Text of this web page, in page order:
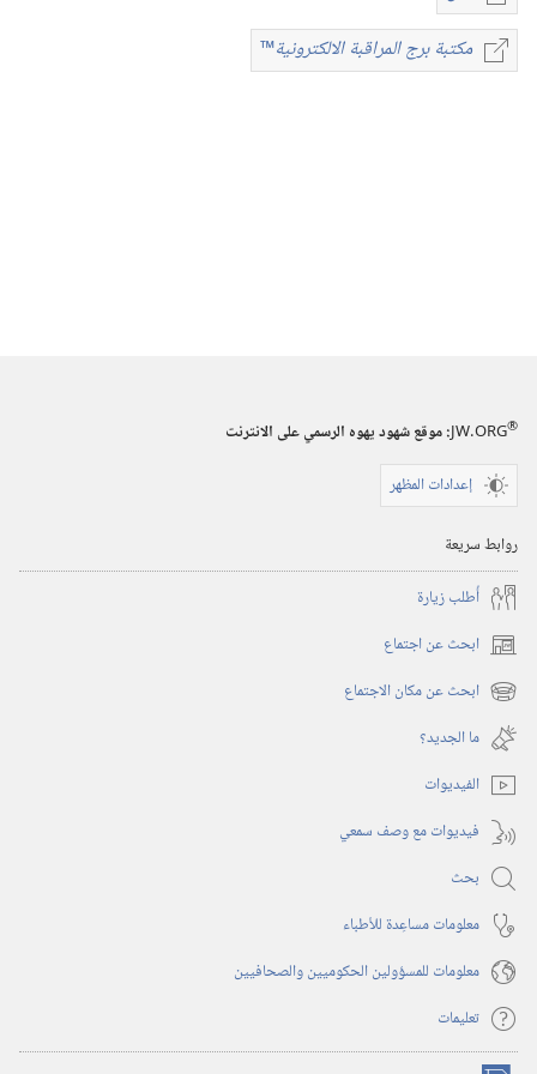
خيارات
تنزيل
الاصدارات
مكتبة برج المراقبة الالكترونية™
مكتبة
JW.ORG®
:‏ موقع شهود يهوه الرسمي على الانترنت
إعدادات المظهر
روابط سريعة
أُطلب زيارة
ابحث عن اجتماع (يفتح
نافذة ابحث عن مكان الاجتماع (يفتح
نافذة
جديدة)
ما الجديد؟‏
الفيديوات
فيديوات مع وصف سمعي
بحث
معلومات مساعِدة للأطباء
معلومات للمسؤولين الحكوميين والصحافيين
تعليمات